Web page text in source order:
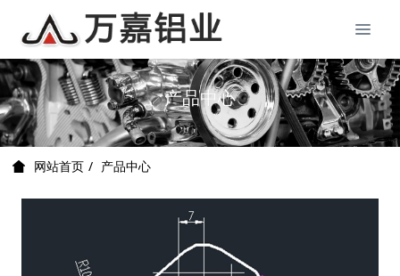
产品中心
网站首页 产品中心